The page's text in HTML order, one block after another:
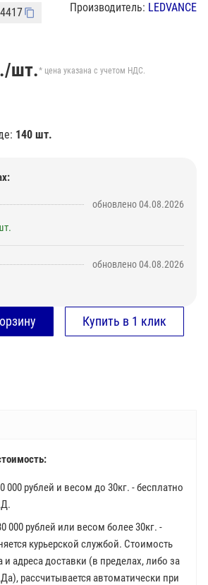
Производитель: LEDVANCE
шт.* цена указана с учетом НДС.
140 шт.
обновлено 04.08.2026
обновлено 04.08.2026
000 рублей и весом до 30кг. - бесплатно
000 рублей или весом более 30кг. -
курьерской службой. Стоимость
и адреса доставки (в пределах, либо за
рассчитывается автоматически при